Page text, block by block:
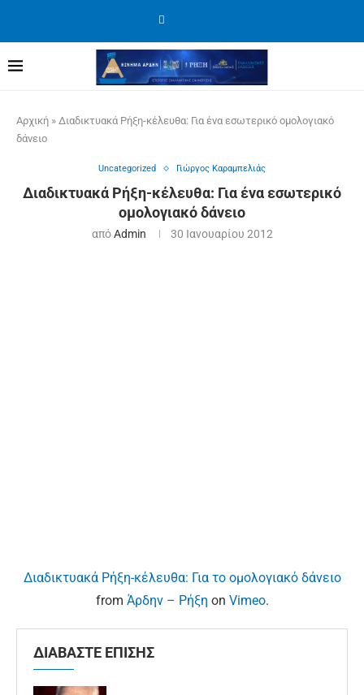
Αρχική » Διαδικτυακά Ρήξη-κέλευθα: Για ένα εσωτερικό ομολογιακό
δάνειο
Uncategorized Γιώργος Καραμπελιάς
Διαδικτυακά Ρήξη-κέλευθα: Για ένα εσωτερικό
ομολογιακό δάνειο
απόAdmin 30 Ιανουαρίου 2012
Διαδικτυακά Ρήξη-κέλευθα: Για το ομολογιακό δάνειο
from Άρδην – Ρήξη on Vimeo.
ΔΙΑΒΑΣΤΕ ΕΠΙΣΗΣ